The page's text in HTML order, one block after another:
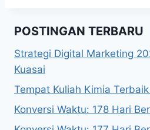
POSTINGAN TERBARU
Strategi Digital Marketing
Kuasai
Tempat Kuliah Kimia
Konversi Waktu: 178 Hari